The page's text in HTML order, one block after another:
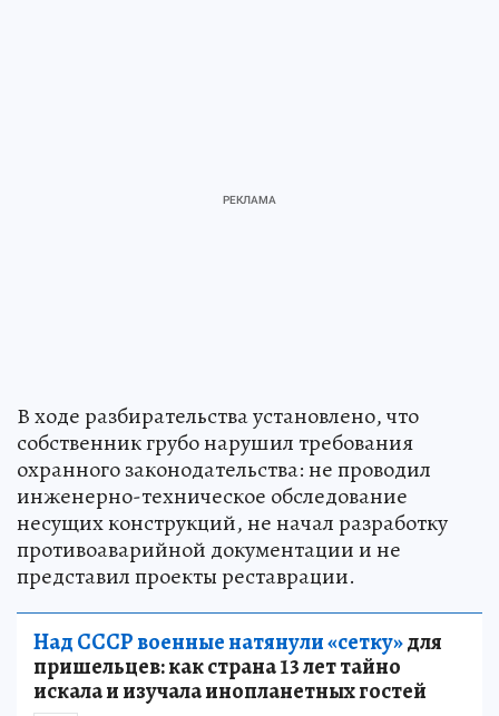
В ходе разбирательства установлено, что
собственник грубо нарушил требования
охранного законодательства: не проводил
инженерно-техническое обследование
несущих конструкций, не начал разработку
противоаварийной документации и не
представил проекты реставрации.
Над СССР военные натянули «сетку»для
пришельцев: как страна 13 лет тайно
искала и изучала инопланетных гостей